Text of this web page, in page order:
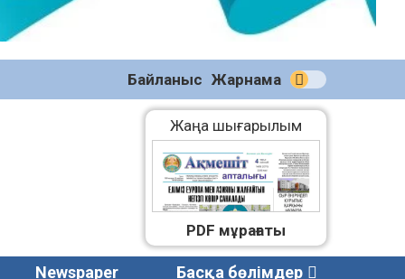
Байланыс Жарнама
Жаңа шығарылым
(2270)
04.08.2026
PDF мұрағаты
Newspaper Басқа бөлімдер